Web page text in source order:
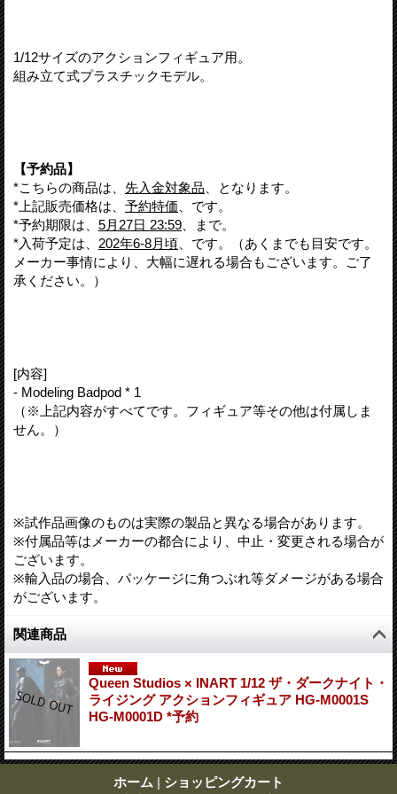
1/12サイズのアクションフィギュア用。
組み立て式プラスチックモデル。
【予約品】
*こちらの商品は、 先入金対象品 、となります。
*上記販売価格は、 予約特価 、です。
*予約期限は、 5月27日 23:59 、まで。
*入荷予定は、 202年6-8月頃 、です。（あくまでも目安です。
メーカー事情により、大幅に遅れる場合もございます。ご了
承ください。）
[内容]
- Modeling Badpod * 1
（※上記内容がすべてです。フィギュア等その他は付属しま
せん。）
※試作品画像のものは実際の製品と異なる場合があります。
※付属品等はメーカーの都合により、中止・変更される場合が
ございます。
※輸入品の場合、パッケージに角つぶれ等ダメージがある場合
がございます。
関連商品
Queen Studios × INART 1/12 ザ・ダークナイト・
ライジング アクションフィギュア HG-M0001S
HG-M0001D *予約
ホーム | ショッピングカート